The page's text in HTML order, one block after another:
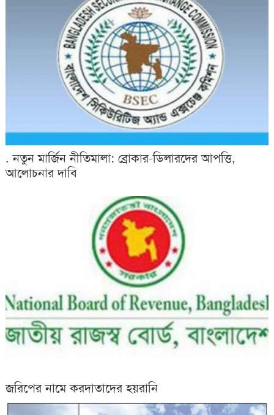
. নতুন মার্জিন নীতিমালা: ব্রোকার-ডিলারদের আপত্তি,
আলোচনার দাবি
জরিপের নামে করদাতাদের হয়রানি